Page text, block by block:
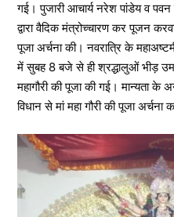
गई। पुजारी आचार्य नरेश पांडेय व
द्वारा वैदिक मंत्रोच्चारण कर पूजन
पूजा अर्चना की। नवरात्रि के
में सुबह 8 बजे से ही श्रद्धालुओं भीड़
महागौरी की पूजा की गई। मान्यता के
विधान से मां महा गौरी की पूजा अर्चना